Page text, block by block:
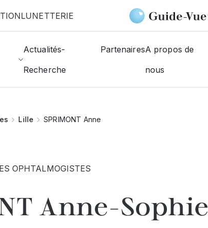
LUNETTERIE
Actualités-
Recherche
PartenairesA propos de
nous
Lille SPRIMONT Anne
OPHTALMOGISTES
Anne-Sophie